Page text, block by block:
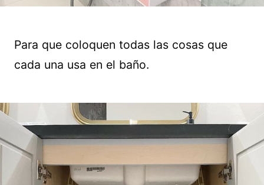
Para que coloquen todas las cosas que
cada una usa en el baño.